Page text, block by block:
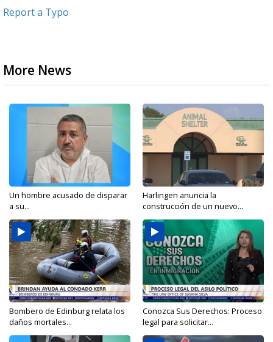
Report a Typo
More News
Un hombre acusado de disparar
a su...
Harlingen anuncia la
construcción de un nuevo...
Bombero de Edinburg relata los
daños mortales...
Conozca Sus Derechos: Proceso
legal para solicitar...